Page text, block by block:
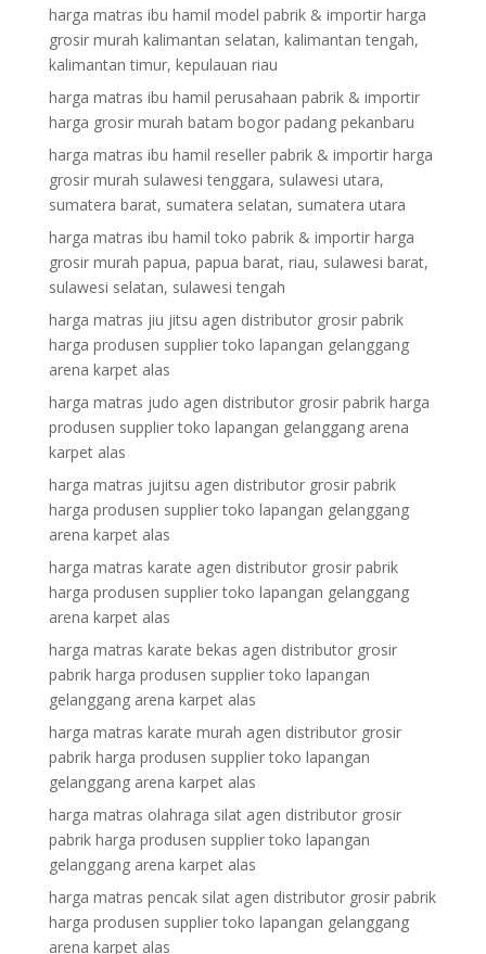
harga matras ibu hamil model pabrik & importir harga
grosir murah kalimantan selatan, kalimantan tengah,
kalimantan timur, kepulauan riau
harga matras ibu hamil perusahaan pabrik & importir
harga grosir murah batam bogor padang pekanbaru
harga matras ibu hamil reseller pabrik & importir harga
grosir murah sulawesi tenggara, sulawesi utara,
sumatera barat, sumatera selatan, sumatera utara
harga matras ibu hamil toko pabrik & importir harga
grosir murah papua, papua barat, riau, sulawesi barat,
sulawesi selatan, sulawesi tengah
harga matras jiu jitsu agen distributor grosir pabrik
harga produsen supplier toko lapangan gelanggang
arena karpet alas
harga matras judo agen distributor grosir pabrik harga
produsen supplier toko lapangan gelanggang arena
karpet alas
harga matras jujitsu agen distributor grosir pabrik
harga produsen supplier toko lapangan gelanggang
arena karpet alas
harga matras karate agen distributor grosir pabrik
harga produsen supplier toko lapangan gelanggang
arena karpet alas
harga matras karate bekas agen distributor grosir
pabrik harga produsen supplier toko lapangan
gelanggang arena karpet alas
harga matras karate murah agen distributor grosir
pabrik harga produsen supplier toko lapangan
gelanggang arena karpet alas
harga matras olahraga silat agen distributor grosir
pabrik harga produsen supplier toko lapangan
gelanggang arena karpet alas
harga matras pencak silat agen distributor grosir pabrik
harga produsen supplier toko lapangan gelanggang
arena karpet alas